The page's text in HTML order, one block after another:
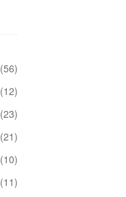
(56)
(12)
(23)
(21)
(10)
(11)